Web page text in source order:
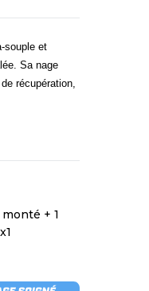
souple et
Sa nage
récupération,
+ 1